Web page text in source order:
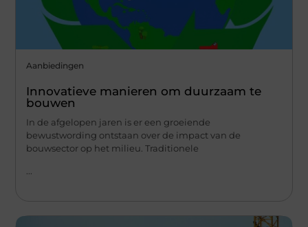
Aanbiedingen
Innovatieve manieren om duurzaam te
bouwen
In de afgelopen jaren is er een groeiende
bewustwording ontstaan over de impact van de
bouwsector op het milieu. Traditionele